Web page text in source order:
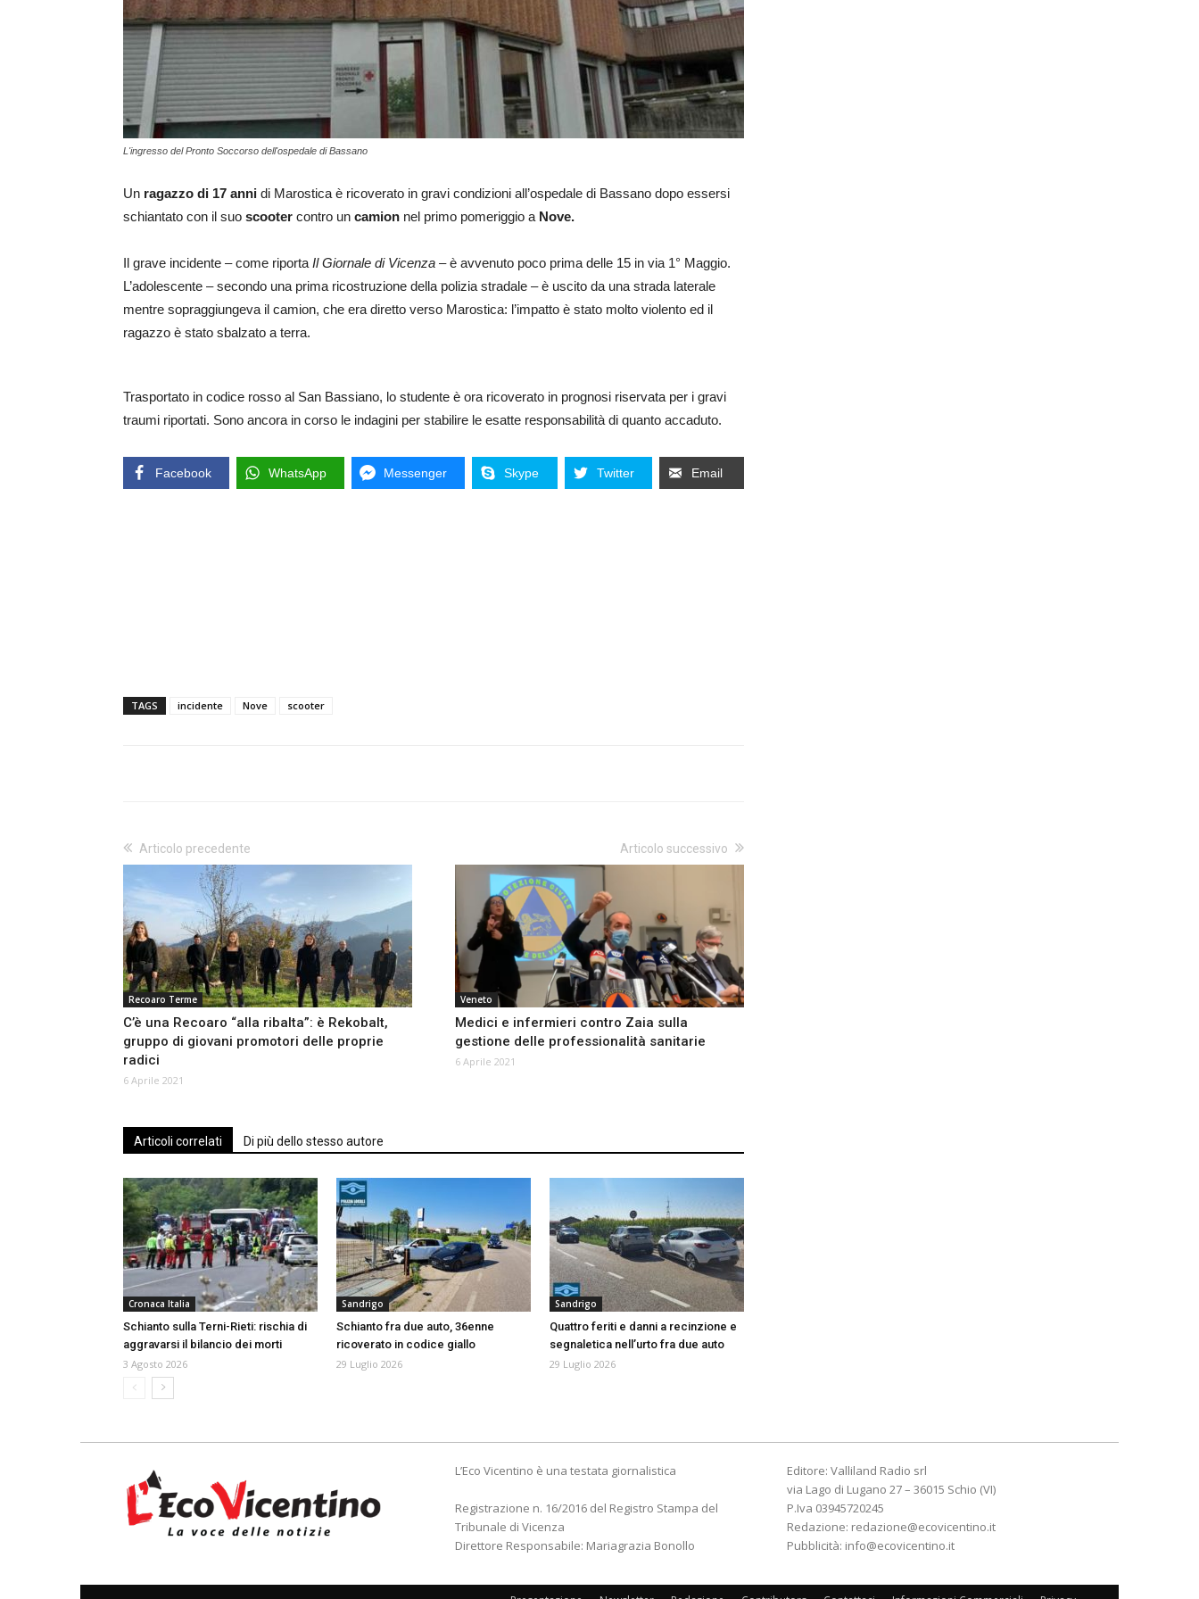
L'ingresso del Pronto Soccorso dell'ospedale di Bassano
Un ragazzo di 17 anni di Marostica è ricoverato in gravi condizioni all’ospedale di Bassano dopo essersi
schiantato con il suo scooter contro un camion nel primo pomeriggio a Nove.
Il grave incidente – come riporta Il Giornale di Vicenza – è avvenuto poco prima delle 15 in via 1° Maggio.
L’adolescente – secondo una prima ricostruzione della polizia stradale – è uscito da una strada laterale
mentre sopraggiungeva il camion, che era diretto verso Marostica: l’impatto è stato molto violento ed il
ragazzo è stato sbalzato a terra.
Trasportato in codice rosso al San Bassiano, lo studente è ora ricoverato in prognosi riservata per i gravi
traumi riportati. Sono ancora in corso le indagini per stabilire le esatte responsabilità di quanto accaduto.
Facebook WhatsApp Messenger Skype Twitter Email
TAGS incidente Nove scooter
Articolo precedente
Recoaro Terme
C’è una Recoaro “alla ribalta”: è Rekobalt,
gruppo di giovani promotori delle proprie
radici
6 Aprile 2021
Articolo successivo
Veneto
Medici e infermieri contro Zaia sulla
gestione delle professionalità sanitarie
6 Aprile 2021
Articoli correlati Di più dello stesso autore
Cronaca Italia
Schianto sulla Terni-Rieti: rischia di
aggravarsi il bilancio dei morti
3 Agosto 2026
Sandrigo
Schianto fra due auto, 36enne
ricoverato in codice giallo
29 Luglio 2026
Sandrigo
Quattro feriti e danni a recinzione e
segnaletica nell’urto fra due auto
29 Luglio 2026
L’Eco Vicentino è una testata giornalistica
Registrazione n. 16/2016 del Registro Stampa del
Tribunale di Vicenza
Direttore Responsabile: Mariagrazia Bonollo
Editore: Valliland Radio srl
via Lago di Lugano 27 – 36015 Schio (VI)
P.Iva 03945720245
Redazione: redazione@ecovicentino.it
Pubblicità: info@ecovicentino.it